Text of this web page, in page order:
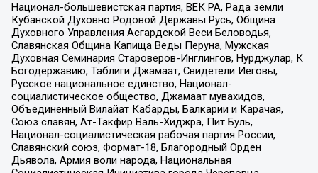
Национал-большевистская партия, ВЕК РА, Рада земли
Кубанской Духовно Родовой Державы Русь, Община
Духовного Управления Асгардской Веси Беловодья,
Славянская Община Капища Веды Перуна, Мужская
Духовная Семинария Староверов-Инглингов, Нурджулар, К
Богодержавию, Таблиги Джамаат, Свидетели Иеговы,
Русское национальное единство, Национал-
социалистическое общество, Джамаат мувахидов,
Объединенный Вилайат Кабарды, Балкарии и Карачая,
Союз славян, Ат-Такфир Валь-Хиджра, Пит Буль,
Национал-социалистическая рабочая партия России,
Славянский союз, Формат-18, Благородный Орден
Дьявола, Армия воли народа, Национальная